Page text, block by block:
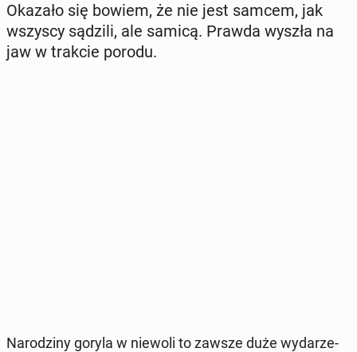
Okazało się bowiem, że nie jest samcem, jak
wszyscy sądzili, ale samicą. Prawda wyszła na
jaw w trakcie porodu.
Na­ro­dzi­ny goryla w niewoli to zawsze duże wy­da­rze­